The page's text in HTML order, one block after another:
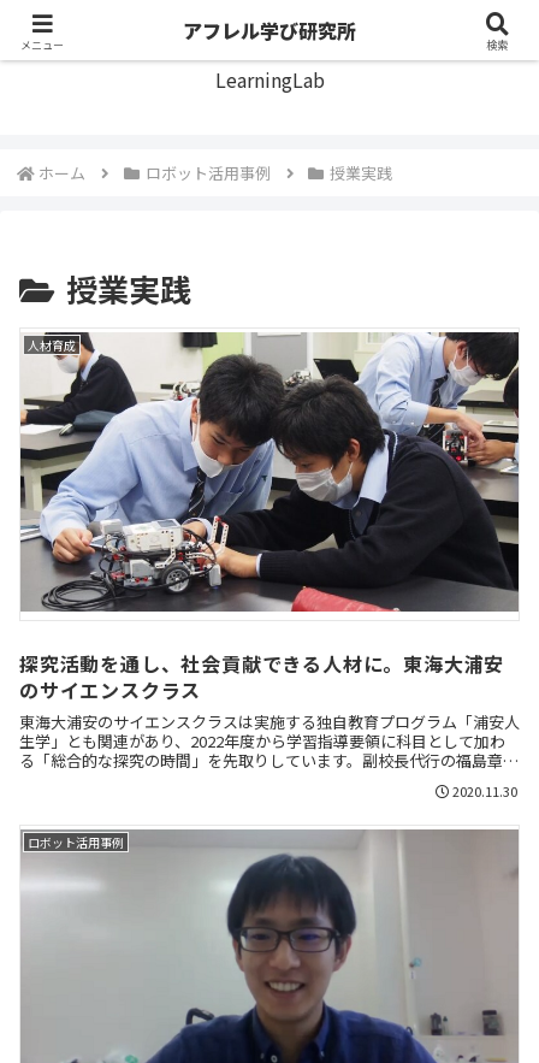
アフレル学び研究所
LearningLab
ホーム ロボット活用事例 授業実践
授業実践
人材育成
探究活動を通し、社会貢献できる人材に。東海大浦安
のサイエンスクラス
東海大浦安のサイエンスクラスは実施する独自教育プログラム「浦安人
生学」とも関連があり、2022年度から学習指導要領に科目として加わ
る「総合的な探究の時間」を先取りしています。副校長代行の福島章喜
先生と理科の並木和先生にお話を伺いました。講座の取材レポートと一
2020.11.30
ロボット活用事例
メニュー
アフレル学び研究所
検索